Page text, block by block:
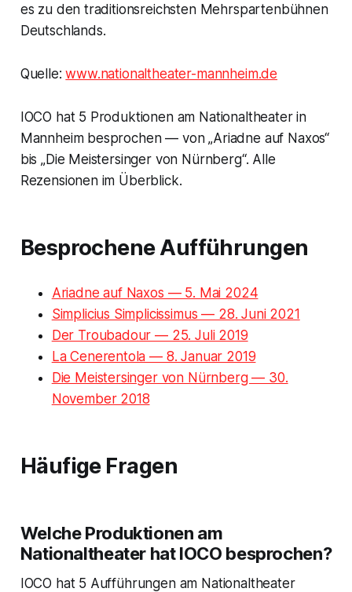
es zu den traditionsreichsten Mehrspartenbühnen
Deutschlands.
Quelle:www.nationaltheater-mannheim.de
IOCO hat 5 Produktionen am Nationaltheater in
Mannheim besprochen — von „Ariadne auf Naxos“
bis „Die Meistersinger von Nürnberg“. Alle
Rezensionen im Überblick.
Besprochene Aufführungen
Ariadne auf Naxos — 5. Mai 2024
Simplicius Simplicissimus — 28. Juni 2021
Der Troubadour — 25. Juli 2019
La Cenerentola — 8. Januar 2019
Die Meistersinger von Nürnberg — 30.
November 2018
Häufige Fragen
Welche Produktionen am
Nationaltheater hat IOCO besprochen?
IOCO hat 5 Aufführungen am Nationaltheater